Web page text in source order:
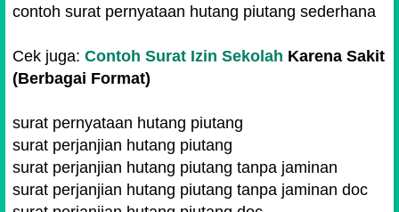
contoh surat pernyataan hutang piutang sederhana
Cek juga: Contoh Surat Izin Sekolah Karena Sakit
(Berbagai Format)
surat pernyataan hutang piutang
surat perjanjian hutang piutang
surat perjanjian hutang piutang tanpa jaminan
surat perjanjian hutang piutang tanpa jaminan doc